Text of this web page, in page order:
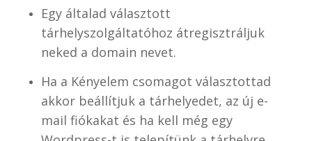
Egy általad választott
tárhelyszolgáltatóhoz átregisztráljuk
neked a domain nevet.
Ha a Kényelem csomagot választottad
akkor beállítjuk a tárhelyedet, az új e-
mail fiókakat és ha kell még egy